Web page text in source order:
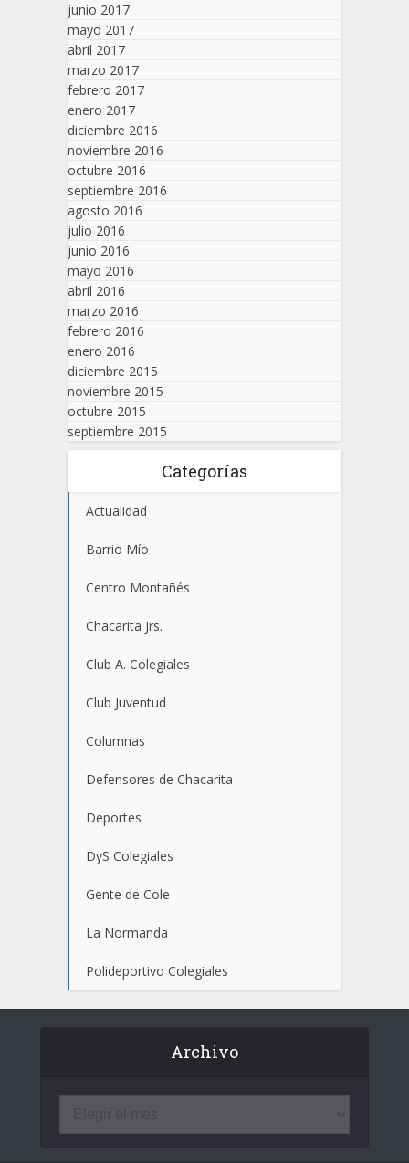
junio 2017
mayo 2017
abril 2017
marzo 2017
febrero 2017
enero 2017
diciembre 2016
noviembre 2016
octubre 2016
septiembre 2016
agosto 2016
julio 2016
junio 2016
mayo 2016
abril 2016
marzo 2016
febrero 2016
enero 2016
diciembre 2015
noviembre 2015
octubre 2015
septiembre 2015
Categorías
Actualidad
Barrio Mío
Centro Montañés
Chacarita Jrs.
Club A. Colegiales
Club Juventud
Columnas
Defensores de Chacarita
Deportes
DyS Colegiales
Gente de Cole
La Normanda
Polideportivo Colegiales
Archivo